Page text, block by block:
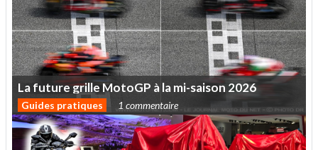
Lafuturegrille MotoGP àlami-saison 2026
Guides pratiques 1 commentaire